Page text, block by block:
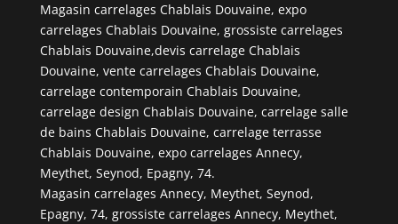
Magasin carrelages Chablais Douvaine, expo
carrelages Chablais Douvaine, grossiste carrelages
Chablais Douvaine,devis carrelage Chablais
Douvaine, vente carrelages Chablais Douvaine,
carrelage contemporain Chablais Douvaine,
carrelage design Chablais Douvaine, carrelage salle
de bains Chablais Douvaine, carrelage terrasse
Chablais Douvaine, expo carrelages Annecy,
Meythet, Seynod, Epagny, 74.
Magasin carrelages Annecy, Meythet, Seynod,
Epagny, 74, grossiste carrelages Annecy, Meythet,